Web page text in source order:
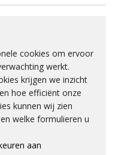
botsing met
cookies om ervoor
werkt.
krijgen we inzicht
hoe efficiënt onze
kunnen wij zien
welke formulieren u
aan